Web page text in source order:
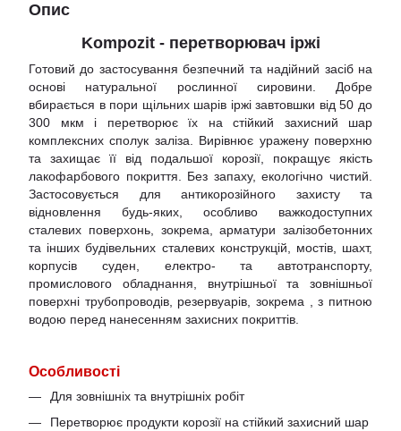
Опис
Kompozit - перетворювач іржі
Готовий до застосування безпечний та надійний засіб на
основі натуральної рослинної сировини. Добре
вбирається в пори щільних шарів іржі завтовшки від 50 до
300 мкм і перетворює їх на стійкий захисний шар
комплексних сполук заліза. Вирівнює уражену поверхню
та захищає її від подальшої корозії, покращує якість
лакофарбового покриття. Без запаху, екологічно чистий.
Застосовується для антикорозійного захисту та
відновлення будь-яких, особливо важкодоступних
сталевих поверхонь, зокрема, арматури залізобетонних
та інших будівельних сталевих конструкцій, мостів, шахт,
корпусів суден, електро- та автотранспорту,
промислового обладнання, внутрішньої та зовнішньої
поверхні трубопроводів, резервуарів, зокрема , з питною
водою перед нанесенням захисних покриттів.
Особливості
Для зовнішніх та внутрішніх робіт
Перетворює продукти корозії на стійкий захисний шар